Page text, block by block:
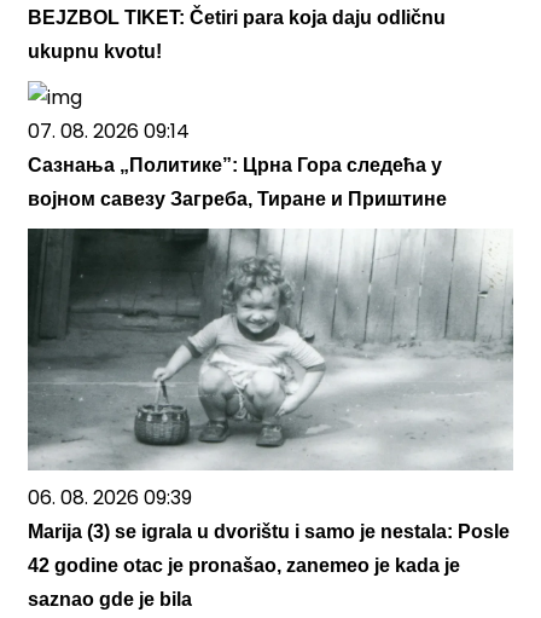
BEJZBOL TIKET: Četiri para koja daju odličnu
ukupnu kvotu!
07. 08. 2026 09:14
Сазнања „Политике”: Црна Гора следећа у
војном савезу Загреба, Тиране и Приштине
06. 08. 2026 09:39
Marija (3) se igrala u dvorištu i samo je nestala: Posle
42 godine otac je pronašao, zanemeo je kada je
saznao gde je bila